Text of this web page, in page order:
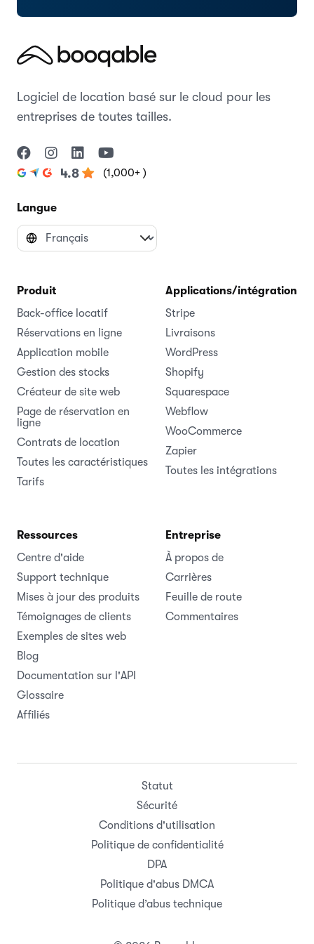
Logiciel de location basé sur le cloud pour les
entreprises de toutes tailles.
4.8 (1,000+ )
Langue
Produit
Back-office locatif
Réservations en ligne
Application mobile
Gestion des stocks
Créateur de site web
Page de réservation en
ligne
Contrats de location
Toutes les caractéristiques
Tarifs
Applications/intégrations
Stripe
Livraisons
WordPress
Shopify
Squarespace
Webflow
WooCommerce
Zapier
Toutes les intégrations
Ressources
Centre d'aide
Support technique
Mises à jour des produits
Témoignages de clients
Exemples de sites web
Blog
Documentation sur l'API
Glossaire
Affiliés
Entreprise
À propos de
Carrières
Feuille de route
Commentaires
Statut
Sécurité
Conditions d'utilisation
Politique de confidentialité
DPA
Politique d'abus DMCA
Politique d’abus technique